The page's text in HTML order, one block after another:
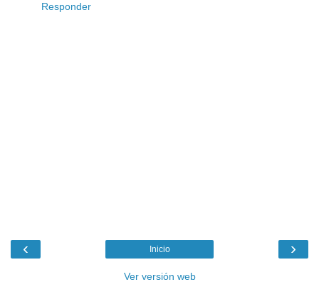
Responder
‹ ›
Inicio
Ver versión web